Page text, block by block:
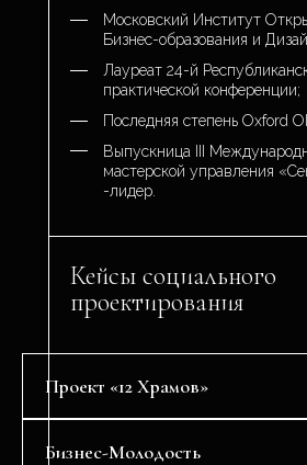
Кейсы социального
проектирования
Московский Институт
Бизнес-образования и
Лауреат 24-й
практической конференции;
Последняя степень Oxford
Выпускница III
мастерской управления
-лидер.
Проект «12 Храмов»
Бизнес-Молодость